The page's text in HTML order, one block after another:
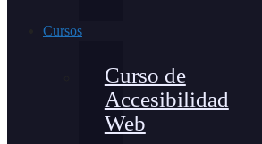
Cursos
Curso de
Accesibilidad
Web